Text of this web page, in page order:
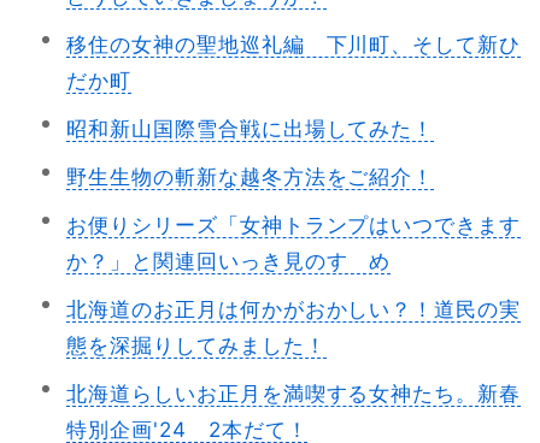
移住の女神の聖地巡礼編 下川町、そして新ひ
だか町
昭和新山国際雪合戦に出場してみた！
野生生物の斬新な越冬方法をご紹介！
お便りシリーズ「女神トランプはいつできます
か？」と関連回いっき見のすゝめ
北海道のお正月は何かがおかしい？！道民の実
態を深掘りしてみました！
北海道らしいお正月を満喫する女神たち。新春
特別企画'24 2本だて！